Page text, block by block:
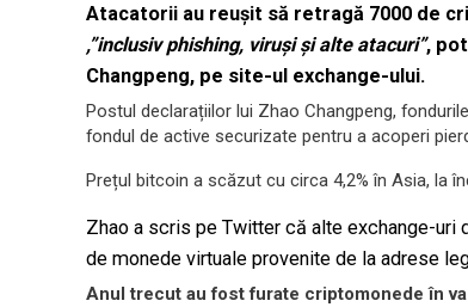
Atacatorii au reușit să retragă 7000 de
,”inclusiv phishing, viruși și alte atacuri”,
Changpeng, pe site-ul exchange-ului.
Postul declarațiilor lui Zhao Changpeng,
fondul de active securizate pentru a acoperi
Prețul bitcoin a scăzut cu circa 4,2% în Asia, la
Zhao a scris pe Twitter că alte exchange-
de monede virtuale provenite de la adrese
Anul trecut au fost furate criptomonede în